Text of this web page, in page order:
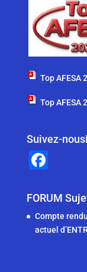
Top AFESA
Top AFESA
Suivez-nous
c
e
b
FORUM
Compte
actuel